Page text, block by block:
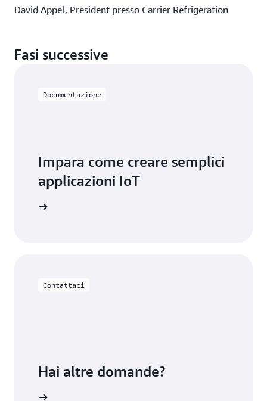
David Appel, President presso Carrier Refrigeration
Fasi successive
Documentazione
Impara come creare semplici
applicazioni IoT
Contattaci
Hai altre domande?